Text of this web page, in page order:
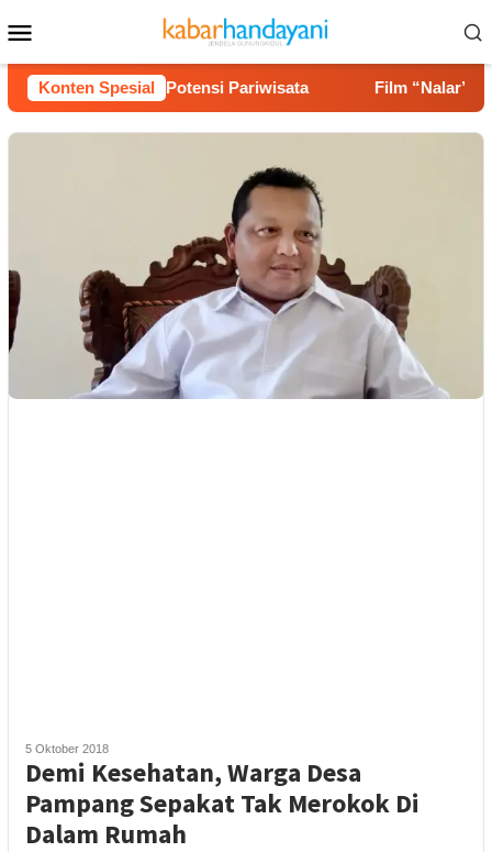
ke
kontenMobile
Konten Spesial
Jalan hingga Potensi Pariwisata Film “Nalar” Karya
5 Oktober 2018
Demi Kesehatan, Warga Desa
Pampang Sepakat Tak Merokok Di
Dalam Rumah